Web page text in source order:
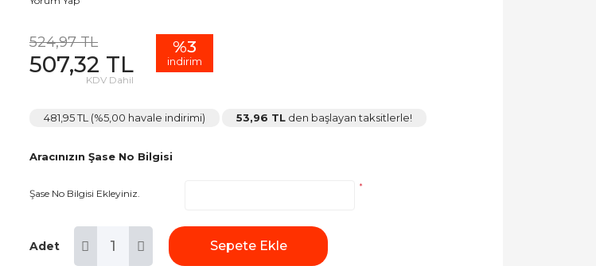
524,97 TL
507,32 TL
KDV Dahil
%3
indirim
481,95 TL (%5,00 havale indirimi) 53,96 TL den başlayan taksitlerle!
Aracınızın Şase No Bilgisi
Şase No Bilgisi Ekleyiniz.
*
Adet Sepete Ekle